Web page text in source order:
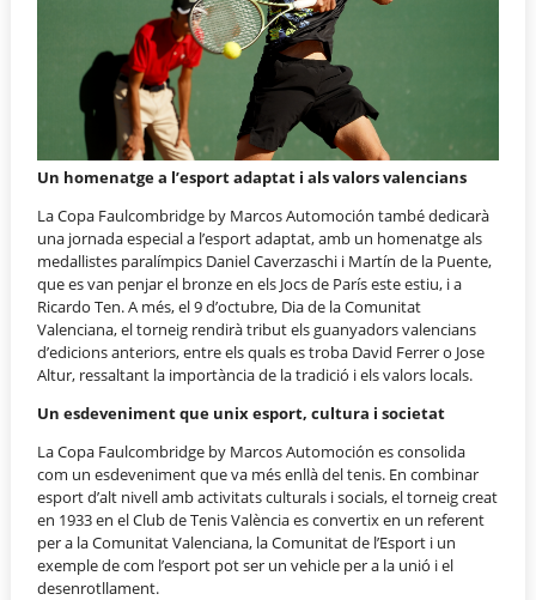
Un homenatge a l’esport adaptat i als valors valencians
La Copa Faulcombridge by Marcos Automoción també dedicarà
una jornada especial a l’esport adaptat, amb un homenatge als
medallistes paralímpics Daniel Caverzaschi i Martín de la Puente,
que es van penjar el bronze en els Jocs de París este estiu, i a
Ricardo Ten. A més, el 9 d’octubre, Dia de la Comunitat
Valenciana, el torneig rendirà tribut els guanyadors valencians
d’edicions anteriors, entre els quals es troba David Ferrer o Jose
Altur, ressaltant la importància de la tradició i els valors locals.
Un esdeveniment que unix esport, cultura i societat
La Copa Faulcombridge by Marcos Automoción es consolida
com un esdeveniment que va més enllà del tenis. En combinar
esport d’alt nivell amb activitats culturals i socials, el torneig creat
en 1933 en el Club de Tenis València es convertix en un referent
per a la Comunitat Valenciana, la Comunitat de l’Esport i un
exemple de com l’esport pot ser un vehicle per a la unió i el
desenrotllament.